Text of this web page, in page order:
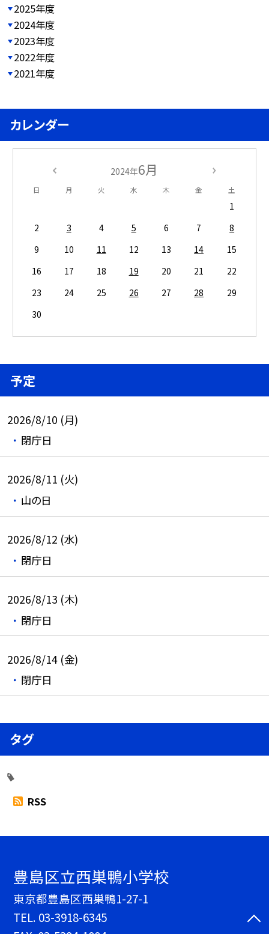
2025年度
2024年度
2023年度
2022年度
2021年度
カレンダー
2024年6月
日 月 火 水 木 金 土
1
2
3 4 5 6 7
8
9
10 11 12 13 14
15
16
17 18 19 20 21
22
23
24 25 26 27 28
29
30
予定
2026/8/10 (月)
閉庁日
2026/8/11 (火)
山の日
2026/8/12 (水)
閉庁日
2026/8/13 (木)
閉庁日
2026/8/14 (金)
閉庁日
タグ
RSS
豊島区立西巣鴨小学校
東京都豊島区西巣鴨1-27-1
TEL. 03-3918-6345